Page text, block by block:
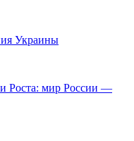
Украины
Роста: мир России —